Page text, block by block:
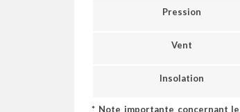
Pression
Vent
Insolation
* Note importante concernant